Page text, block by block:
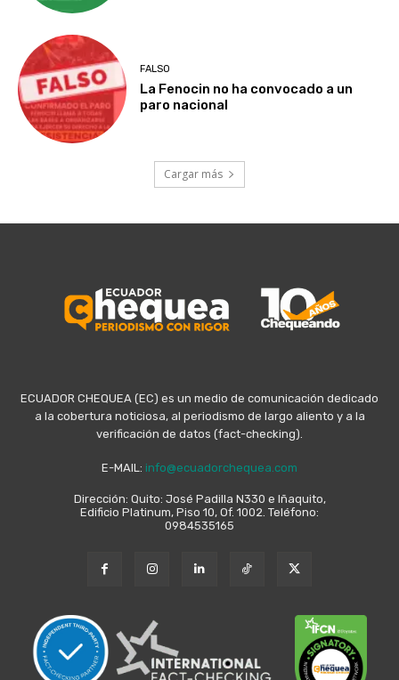
FALSO
La Fenocin no ha convocado a un
paro nacional
Cargar más
ECUADOR CHEQUEA (EC) es un medio de comunicación dedicado
a la cobertura noticiosa, al periodismo de largo aliento y a la
verificación de datos (fact-checking).
E-MAIL: info@ecuadorchequea.com
Dirección: Quito: José Padilla N330 e Iñaquito,
Edificio Platinum, Piso 10, Of. 1002. Teléfono:
0984535165